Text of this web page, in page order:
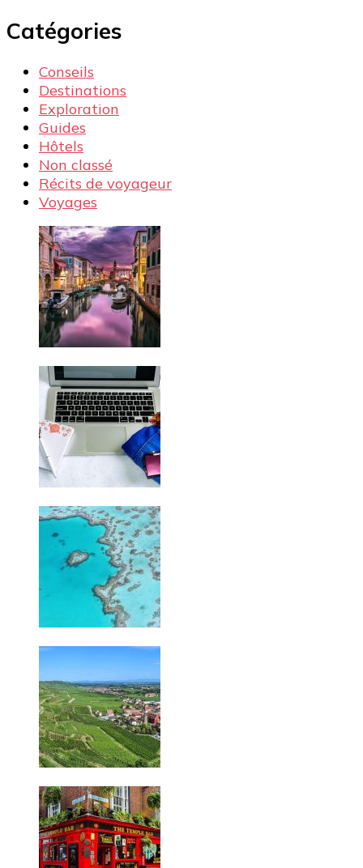
Catégories
Conseils
Destinations
Exploration
Guides
Hôtels
Non classé
Récits de voyageur
Voyages